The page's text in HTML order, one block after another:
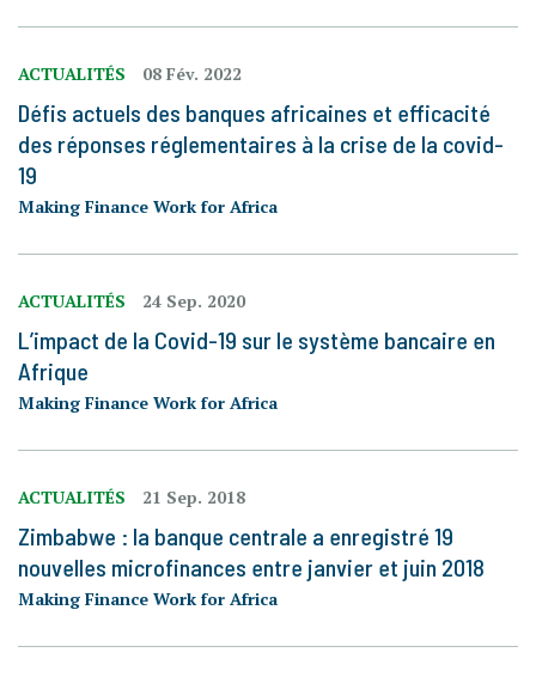
ACTUALITÉS 08 Fév. 2022
Défis actuels des banques africaines et efficacité
des réponses réglementaires à la crise de la covid-
19
Making Finance Work for Africa
ACTUALITÉS 24 Sep. 2020
L’impact de la Covid-19 sur le système bancaire en
Afrique
Making Finance Work for Africa
ACTUALITÉS 21 Sep. 2018
Zimbabwe : la banque centrale a enregistré 19
nouvelles microfinances entre janvier et juin 2018
Making Finance Work for Africa